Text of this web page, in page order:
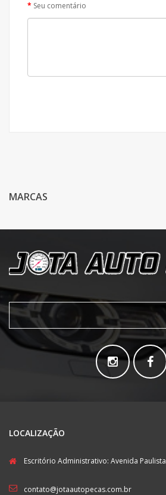
Seu comentário
MARCAS
LOCALIZAÇÃO
Escritório Administrativo: Avenida Paulista
contato@jotaautopecas.com.br